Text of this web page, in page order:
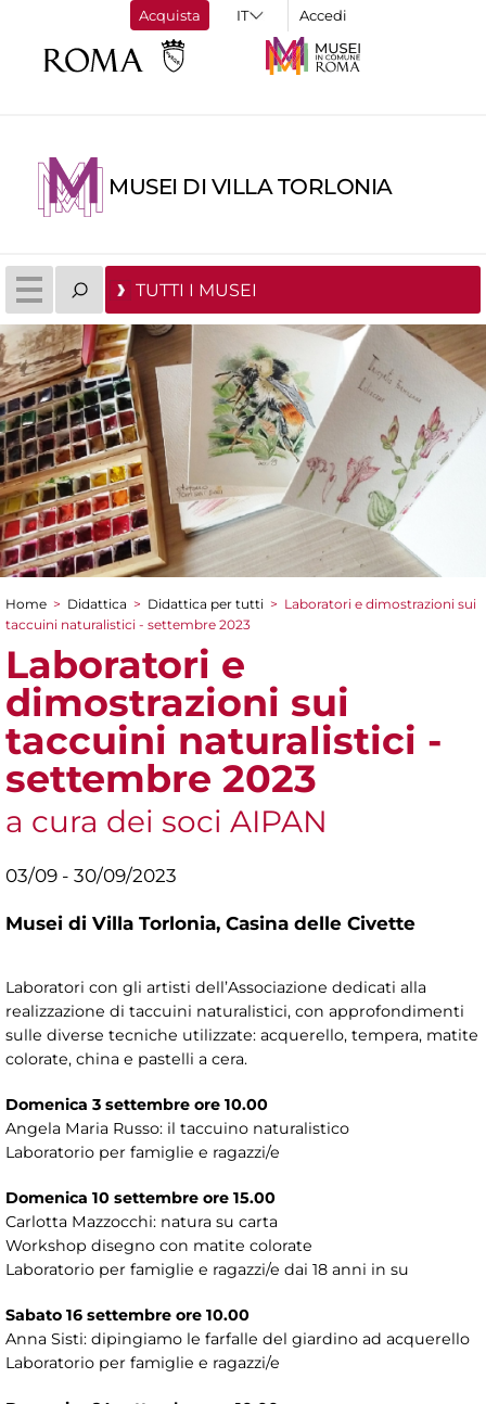
Acquista Accedi
MUSEI DI VILLA TORLONIA
TUTTI I MUSEI
Tu sei qui
Home > Didattica > Didattica per tutti > Laboratori e dimostrazioni sui
taccuini naturalistici - settembre 2023
Laboratori e
dimostrazioni sui
taccuini naturalistici -
settembre 2023
a cura dei soci AIPAN
03/09 - 30/09/2023
Musei di Villa Torlonia, Casina delle Civette
Laboratori con gli artisti dell’Associazione dedicati alla
realizzazione di taccuini naturalistici, con approfondimenti
sulle diverse tecniche utilizzate: acquerello, tempera, matite
colorate, china e pastelli a cera.
Domenica 3 settembre ore 10.00
Angela Maria Russo: il taccuino naturalistico
Laboratorio per famiglie e ragazzi/e
Domenica 10 settembre ore 15.00
Carlotta Mazzocchi: natura su carta
Workshop disegno con matite colorate
Laboratorio per famiglie e ragazzi/e dai 18 anni in su
Sabato 16 settembre ore 10.00
Anna Sisti: dipingiamo le farfalle del giardino ad acquerello
Laboratorio per famiglie e ragazzi/e